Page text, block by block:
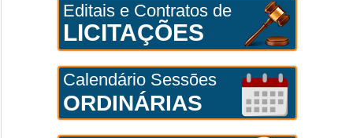
Editais e Contratos de
LICITAÇÕES
Calendário Sessões
ORDINÁRIAS